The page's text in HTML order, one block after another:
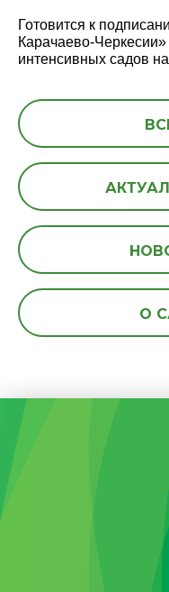
Готовится к
Карачаево-
интенсивных садов
О